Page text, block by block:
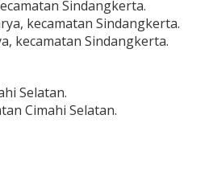
Sindangkerta.
kecamatan Sindangkerta.
kecamatan Sindangkerta.
Selatan.
Cimahi Selatan.